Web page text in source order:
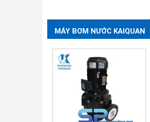
MÁY BƠM NƯỚC KAIQUAN